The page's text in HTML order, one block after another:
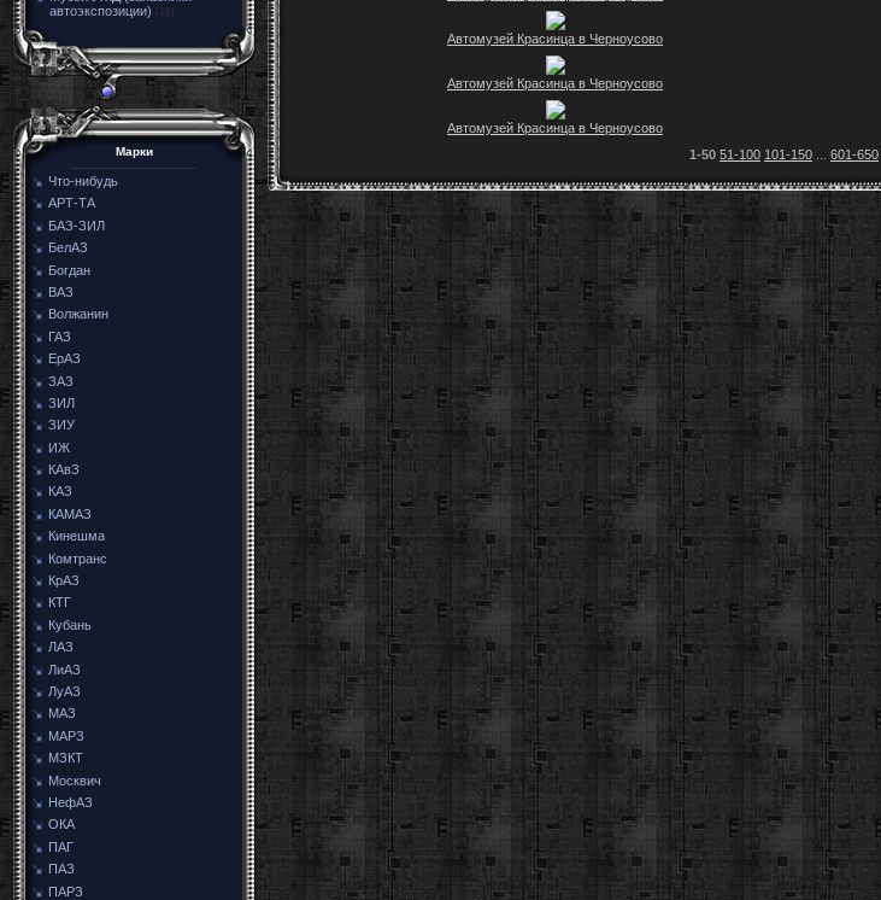
автоэкспозиции)
[21]
Марки
Что-нибудь
АРТ-ТА
БАЗ-ЗИЛ
БелАЗ
Богдан
ВАЗ
Волжанин
ГАЗ
ЕрАЗ
ЗАЗ
ЗИЛ
ЗИУ
ИЖ
КАвЗ
КАЗ
КАМАЗ
Кинешма
Комтранс
КрАЗ
КТГ
Кубань
ЛАЗ
ЛиАЗ
ЛуАЗ
МАЗ
МАРЗ
МЗКТ
Москвич
НефАЗ
ОКА
ПАГ
ПАЗ
ПАРЗ
Автомузей Красинца в Черноусово
Автомузей Красинца в Черноусово
Автомузей Красинца в Черноусово
1-50 51-100 101-150 601-650